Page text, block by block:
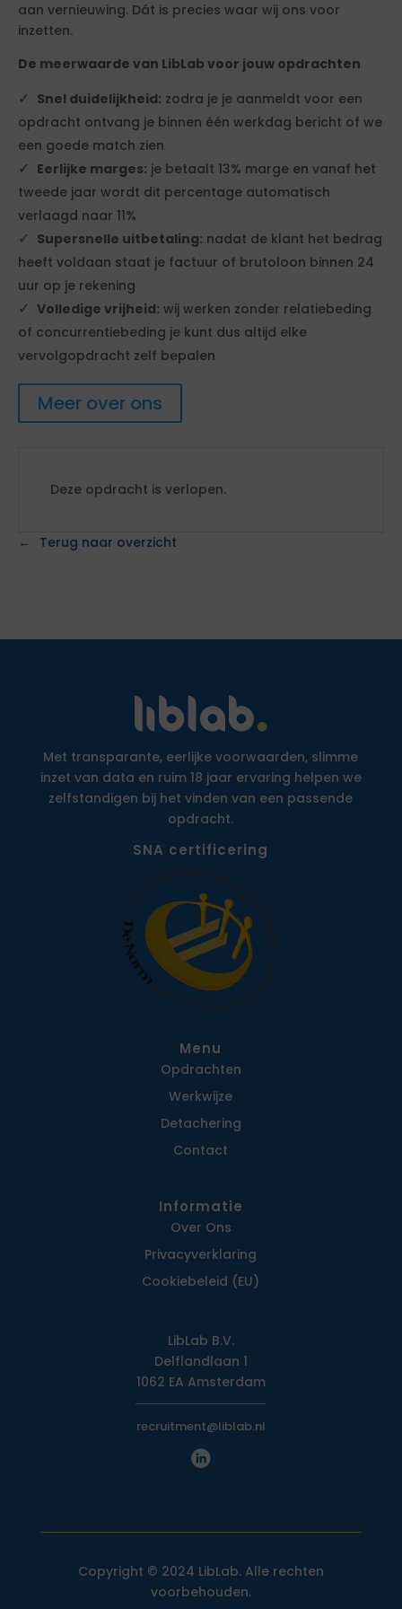
aan vernieuwing. Dát is precies waar wij ons voor
inzetten.
De meerwaarde van LibLab voor jouw opdrachten
Snel duidelijkheid: zodra je je aanmeldt voor een
opdracht ontvang je binnen één werkdag bericht of we
een goede match zien
Eerlijke marges: je betaalt 13% marge en vanaf het
tweede jaar wordt dit percentage automatisch
verlaagd naar 11%
Supersnelle uitbetaling: nadat de klant het bedrag
heeft voldaan staat je factuur of brutoloon binnen 24
uur op je rekening
Volledige vrijheid: wij werken zonder relatiebeding
of concurrentiebeding je kunt dus altijd elke
vervolgopdracht zelf bepalen
Meer over ons
Deze opdracht is verlopen.
Terug naar overzicht
Met transparante, eerlijke voorwaarden, slimme
inzet van data en ruim 18 jaar ervaring helpen we
zelfstandigen bij het vinden van een passende
opdracht.
SNA certificering
Menu
Opdrachten
Werkwijze
Detachering
Contact
Informatie
Over Ons
Privacy­verklaring
Cookiebeleid (EU)
LibLab B.V.
Delflandlaan 1
1062 EA Amsterdam
recruitment@liblab.nl
Copyright © 2024 LibLab. Alle rechten
voorbehouden.